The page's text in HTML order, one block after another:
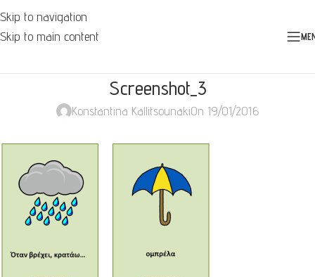
Skip to navigation
Skip to main content
Screenshot_3
Konstantina KallitsounakiOn 19/01/2016